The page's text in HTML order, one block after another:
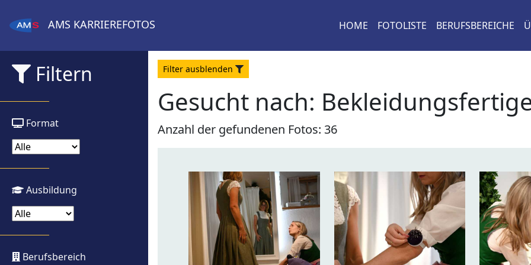
AMS KARRIEREFOTOS HOME FOTOLISTE BERUFSBEREICHE
Filtern
Format
Ausbildung
Berufsbereich
Filter ausblenden
Gesucht nach:
Anzahl der gefundenen Fotos: 36